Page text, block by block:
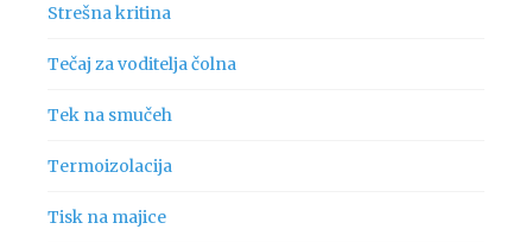
Strešna kritina
Tečaj za voditelja čolna
Tek na smučeh
Termoizolacija
Tisk na majice